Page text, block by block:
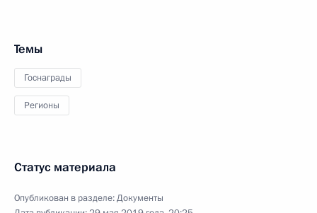
Темы
Госнаграды
Регионы
Статус материала
Опубликован в разделе:Документы